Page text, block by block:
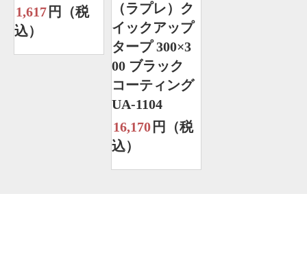
1,617 円（税
込）
（ラプレ）ク
イックアップ
タープ 300×3
00 ブラック
コーティング
UA-1104
16,170 円（税
込）